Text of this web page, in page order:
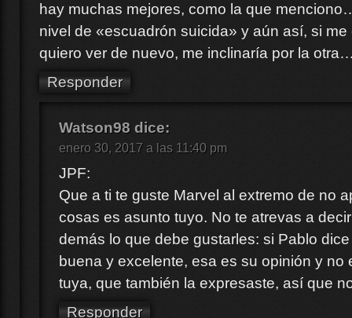
hay muchas mejores, como la que
nivel de «escuadrón suicida» y aún así, si me
quiero ver de nuevo, me inclinaría por la
Responder
Watson98 dice:
enero 30, 2017 a las 11:40 pm
JPF:
Que a ti te guste Marvel al extremo de no
cosas es asunto tuyo. No te atrevas a
demás lo que debe gustarles: si Pablo
buena y excelente, esa es su opinión y no
tuya, que también la expresaste, así que
Responder